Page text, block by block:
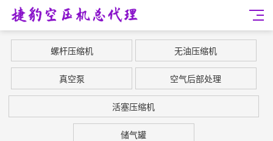
螺杆压缩机 无油压缩机
真空泵 空气后部处理
活塞压缩机
储气罐